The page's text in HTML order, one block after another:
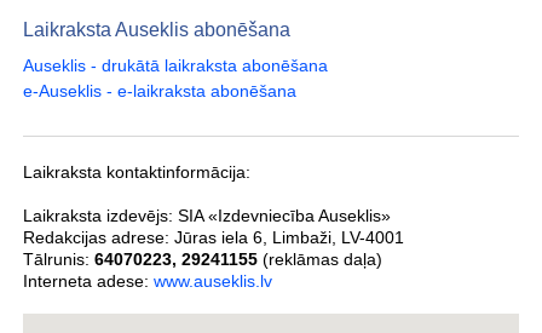
Laikraksta Auseklis abonēšana
Auseklis - drukātā laikraksta abonēšana
e-Auseklis - e-laikraksta abonēšana
Laikraksta kontaktinformācija:
Laikraksta izdevējs: SIA «Izdevniecība Auseklis»
Redakcijas adrese: Jūras iela 6, Limbaži, LV-4001
Tālrunis: 64070223, 29241155(reklāmas daļa)
Interneta adese: www.auseklis.lv